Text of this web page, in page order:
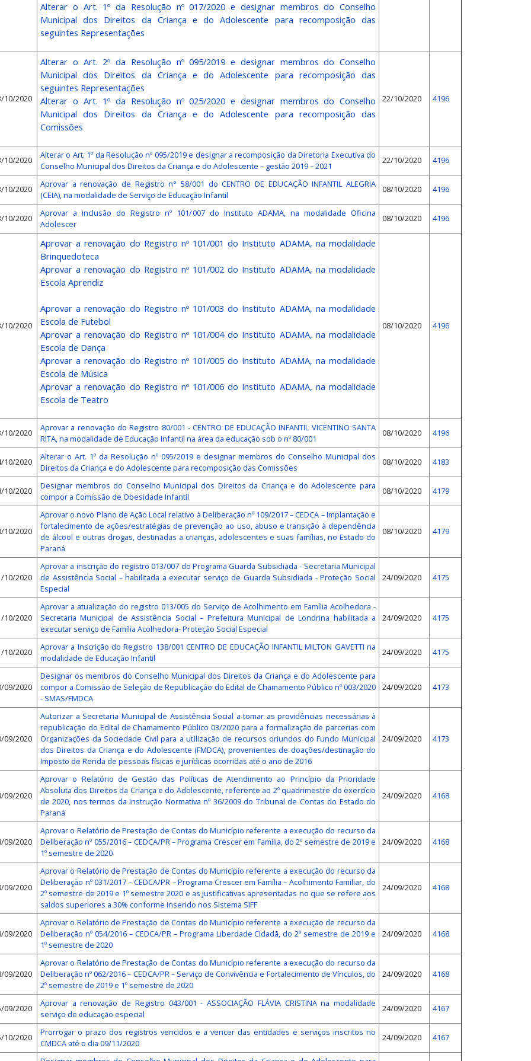
Alterar o Art. 1º da Resolução nº 017/2020 e designar membros do Conselho
Municipal dos Direitos da Criança e do Adolescente para recomposição das
seguintes Representações
10/2020
Alterar o Art. 2º da Resolução nº 095/2019 e designar membros do Conselho
Municipal dos Direitos da Criança e do Adolescente para recomposição das
seguintes Representações
Alterar o Art. 1º da Resolução nº 025/2020 e designar membros do Conselho
Municipal dos Direitos da Criança e do Adolescente para recomposição das
Comissões
22/10/2020 4196
10/2020
Alterar o Art. 1º da Resolução nº 095/2019 e designar a recomposição da Diretoria Executiva do
Conselho Municipal dos Direitos da Criança e do Adolescente – gestão 2019 – 2021
22/10/2020 4196
10/2020
Aprovar a renovação de Registro n° 58/001 do CENTRO DE EDUCAÇÃO INFANTIL ALEGRIA
(CEIA), na modalidade de Serviço de Educação Infantil
08/10/2020 4196
10/2020
Aprovar a inclusão do Registro nº 101/007 do Instituto ADAMA, na modalidade Oficina
Adolescer
08/10/2020 4196
10/2020
Aprovar a renovação do Registro nº 101/001 do Instituto ADAMA, na modalidade
Brinquedoteca
Aprovar a renovação do Registro nº 101/002 do Instituto ADAMA, na modalidade
Escola Aprendiz
Aprovar a renovação do Registro nº 101/003 do Instituto ADAMA, na modalidade
Escola de Futebol
Aprovar a renovação do Registro nº 101/004 do Instituto ADAMA, na modalidade
Escola de Dança
Aprovar a renovação do Registro nº 101/005 do Instituto ADAMA, na modalidade
Escola de Música
Aprovar a renovação do Registro nº 101/006 do Instituto ADAMA, na modalidade
Escola de Teatro
08/10/2020 4196
10/2020
Aprovar a renovação do Registro 80/001 - CENTRO DE EDUCAÇÃO INFANTIL VICENTINO SANTA
RITA, na modalidade de Educação Infantil na área da educação sob o nº 80/001
08/10/2020 4196
10/2020
Alterar o Art. 1º da Resolução nº 095/2019 e designar membros do Conselho Municipal dos
Direitos da Criança e do Adolescente para recomposição das Comissões
08/10/2020 4183
10/2020
Designar membros do Conselho Municipal dos Direitos da Criança e do Adolescente para
compor a Comissão de Obesidade Infantil
08/10/2020 4179
10/2020
Aprovar o novo Plano de Ação Local relativo à Deliberação nº 109/2017 – CEDCA – Implantação e
fortalecimento de ações/estratégias de prevenção ao uso, abuso e transição à dependência
de álcool e outras drogas, destinadas a crianças, adolescentes e suas famílias, no Estado do
Paraná
08/10/2020 4179
10/2020
Aprovar a inscrição do registro 013/007 do Programa Guarda Subsidiada - Secretaria Municipal
de Assistência Social – habilitada a executar serviço de Guarda Subsidiada - Proteção Social
Especial
24/09/2020 4175
10/2020
Aprovar a atualização do registro 013/005 do Serviço de Acolhimento em Família Acolhedora -
Secretaria Municipal de Assistência Social – Prefeitura Municipal de Londrina habilitada a
executar serviço de Família Acolhedora- Proteção Social Especial
24/09/2020 4175
10/2020
Aprovar a Inscrição do Registro 138/001 CENTRO DE EDUCAÇÃO INFANTIL MILTON GAVETTI na
modalidade de Educação Infantil
24/09/2020 4175
09/2020
Designar os membros do Conselho Municipal dos Direitos da Criança e do Adolescente para
compor a Comissão de Seleção de Republicação do Edital de Chamamento Público nº 003/2020
- SMAS/FMDCA
24/09/2020 4173
09/2020
Autorizar a Secretaria Municipal de Assistência Social a tomar as providências necessárias à
republicação do Edital de Chamamento Público 03/2020 para a formalização de parcerias com
Organizações da Sociedade Civil para a utilização de recursos oriundos do Fundo Municipal
dos Direitos da Criança e do Adolescente (FMDCA), provenientes de doações/destinação do
Imposto de Renda de pessoas físicas e jurídicas ocorridas até o ano de 2016
24/09/2020 4173
09/2020
Aprovar o Relatório de Gestão das Políticas de Atendimento ao Princípio da Prioridade
Absoluta dos Direitos da Criança e do Adolescente, referente ao 2º quadrimestre do exercício
de 2020, nos termos da Instrução Normativa nº 36/2009 do Tribunal de Contas do Estado do
Paraná
24/09/2020 4168
09/2020
Aprovar o Relatório de Prestação de Contas do Município referente a execução do recurso da
Deliberação nº 055/2016 – CEDCA/PR – Programa Crescer em Família, do 2º semestre de 2019 e
1º semestre de 2020
24/09/2020 4168
09/2020
Aprovar o Relatório de Prestação de Contas do Município referente a execução do recurso da
Deliberação nº 031/2017 – CEDCA/PR – Programa Crescer em Família – Acolhimento Familiar, do
2º semestre de 2019 e 1º semestre 2020 e as justificativas apresentadas no que se refere aos
saldos superiores a 30% conforme inserido nos Sistema SIFF
24/09/2020 4168
09/2020
Aprovar o Relatório de Prestação de Contas do Município referente a execução de recurso da
Deliberação nº 054/2016 – CEDCA/PR – Programa Liberdade Cidadã, do 2º semestre de 2019 e
1º semestre de 2020
24/09/2020 4168
09/2020
Aprovar o Relatório de Prestação de Contas do Município referente a execução do recurso da
Deliberação nº 062/2016 – CEDCA/PR – Serviço de Convivência e Fortalecimento de Vínculos, do
2º semestre de 2019 e 1º semestre de 2020
24/09/2020 4168
09/2020
Aprovar a renovação de Registro 043/001 - ASSOCIAÇÃO FLÁVIA CRISTINA na modalidade
serviço de educação especial
24/09/2020 4167
10/2020
Prorrogar o prazo dos registros vencidos e a vencer das entidades e serviços inscritos no
CMDCA até o dia 09/11/2020
24/09/2020 4167